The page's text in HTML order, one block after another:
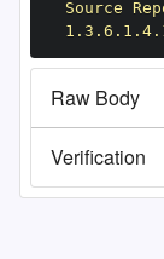
Source
Raw Body
Verification